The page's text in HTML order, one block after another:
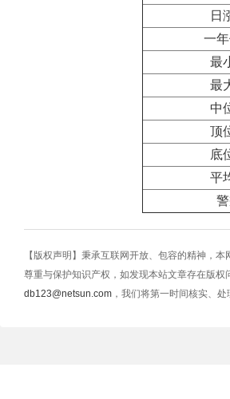
日
一
最
最
中
顶
底
平
【版权声明】秉承互联网开放、包容的精神，
尊重与保护知识产权，如发现本站文章存在版
db123@netsun.com ，我们将第一时间核实、处